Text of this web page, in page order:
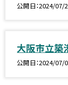
公開日 2024/07/
大阪市立築
公開日 2024/07/